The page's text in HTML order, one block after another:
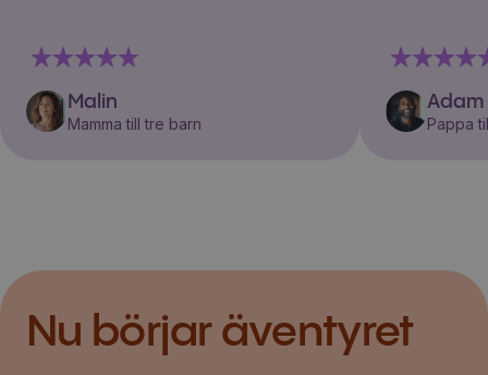
Malin
Mamma till tre barn
Adam
Pappa
Nu börjar äventyret